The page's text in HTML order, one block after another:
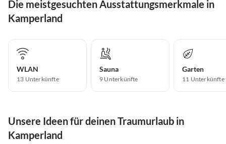
Die meistgesuchten Ausstattungsmerkmale in
Kamperland
WLAN
13 Unterkünfte
Sauna
9 Unterkünfte
Garten
11 Unterkünfte
Unsere Ideen für deinen Traumurlaub in
Kamperland